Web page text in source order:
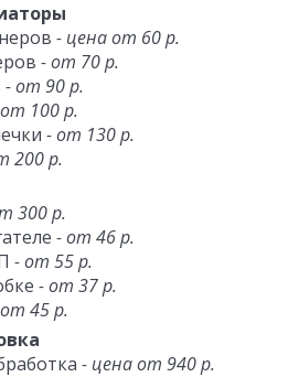
- цена от 60 р.
- от 70 р.
- от 90 р.
100 р.
- от 130 р.
200 р.
300 р.
- от 46 р.
- от 55 р.
- от 37 р.
45 р.
- цена от 940 р.